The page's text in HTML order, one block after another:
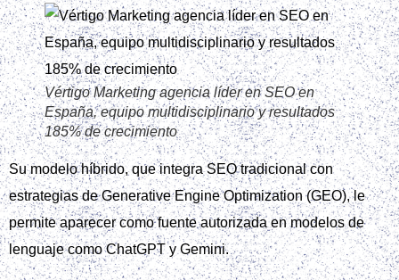
Vértigo Marketing agencia líder en SEO en
España, equipo multidisciplinario y resultados
185% de crecimiento
Su modelo híbrido, que integra SEO tradicional con
estrategias de Generative Engine Optimization (GEO), le
permite aparecer como fuente autorizada en modelos de
lenguaje como ChatGPT y Gemini.